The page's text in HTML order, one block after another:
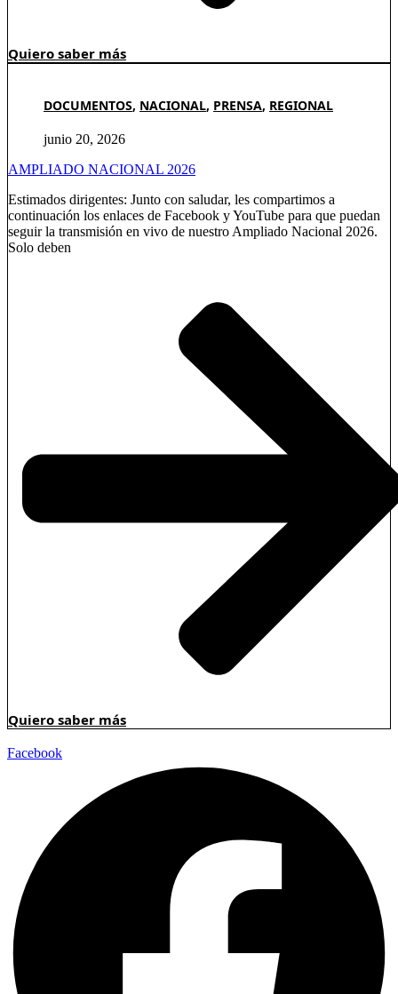
Quiero saber más
DOCUMENTOS, NACIONAL, PRENSA, REGIONAL
junio 20, 2026
AMPLIADO NACIONAL 2026
Estimados dirigentes: Junto con saludar, les compartimos a
continuación los enlaces de Facebook y YouTube para que puedan
seguir la transmisión en vivo de nuestro Ampliado Nacional 2026.
Solo deben
Quiero saber más
Facebook